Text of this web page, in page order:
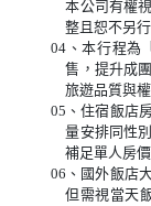
本公司有權
整且恕不另
04、本行程為
售，提升成
旅遊品質與
05、住宿飯店
量安排同性
補足單人房
06、國外飯店
但需視當天